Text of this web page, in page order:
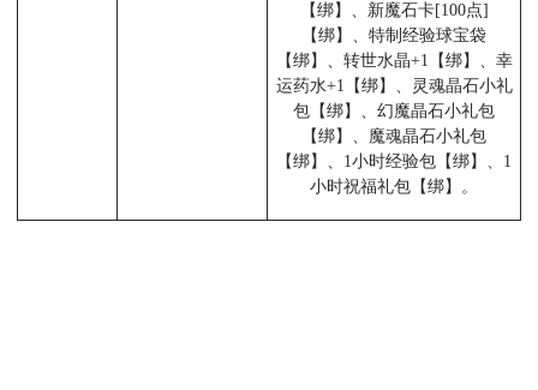
【绑】、新魔石卡[100点]
【绑】、特制经验球宝袋
【绑】、转世水晶+1【绑】、幸
运药水+1【绑】、灵魂晶石小礼
包【绑】、幻魔晶石小礼包
【绑】、魔魂晶石小礼包
【绑】、1小时经验包【绑】、1
小时祝福礼包【绑】。